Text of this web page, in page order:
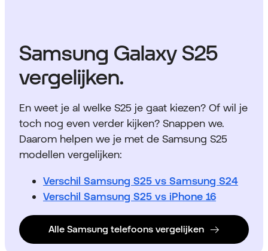
Samsung Galaxy S25
vergelijken.
En weet je al welke S25 je gaat kiezen? Of wil je
toch nog even verder kijken? Snappen we.
Daarom helpen we je met de Samsung S25
modellen vergelijken:
Verschil Samsung S25 vs Samsung S24
Verschil Samsung S25 vs iPhone 16
Alle Samsung telefoons vergelijken